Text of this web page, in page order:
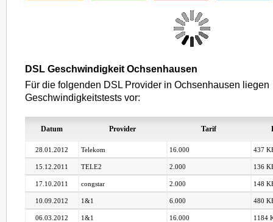
DSL Geschwindigkeit Ochsenhausen
Für die folgenden DSL Provider in Ochsenhausen liegen
Geschwindigkeitstests vor:
Datum Provider Tarif
28.01.2012 Telekom 16.000 437
15.12.2011 TELE2 2.000 136
17.10.2011 congstar 2.000 148
10.09.2012 1&1 6.000 480
06.03.2012 1&1 16.000 1184